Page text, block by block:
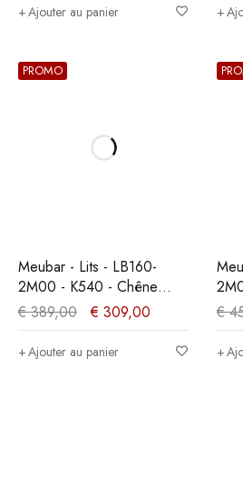
Ajouter au panier
PROMO
Meubar - Lits - LB160-
2M00 - K540 - Chêne
millénaire clair -
160x89x200cm
€389,00 € 309,00
Ajouter au panier
€